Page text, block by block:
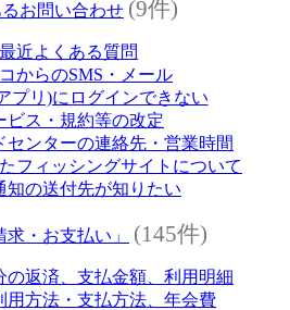
お問い合わせ (9件)
最近よくある質問
からのSMS・メール
プリ)にログインできない
ビス・規約等の改定
センターの連絡先・営業時間
フィッシングサイトについて
知の送付先が知りたい
・お支払い」 (145件)
の返済、支払金額、利用明細
用方法・支払方法、年会費